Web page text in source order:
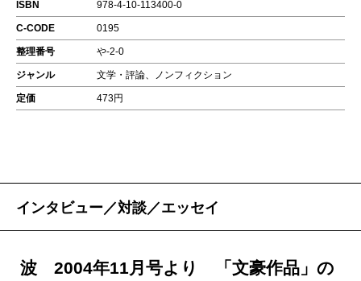
ISBN 978-4-10-113400-0
C-CODE 0195
整理番号 や-2-0
ジャンル 文学・評論、ノンフィクション
定価 473円
インタビュー／対談／エッセイ
波 2004年11月号より 「文豪作品」の